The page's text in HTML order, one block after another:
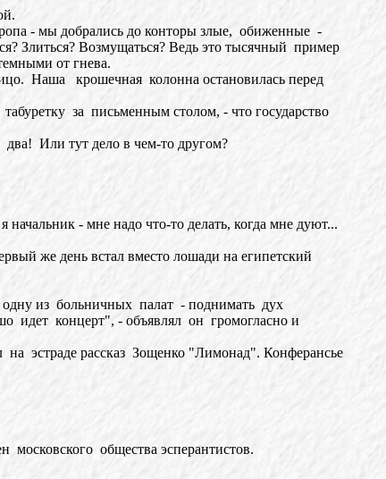
- мы добрались до конторы злые, обиженные -
Злиться? Возмущаться? Ведь это тысячный пример
от гнева.
Наша крошечная колонна остановилась перед
за письменным столом, - что государство
Или тут дело в чем-то другом?
- мне надо что-то делать, когда мне дуют...
же день встал вместо лошади на египетский
из больничных палат - поднимать дух
идет концерт", - объявлял он громогласно и
эстраде рассказ Зощенко "Лимонад". Конферансье
общества эсперантистов.